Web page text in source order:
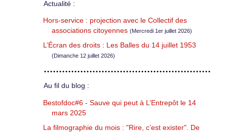
Actualité :
Hors-service : projection avec le Collectif des
associations citoyennes (Mercredi 1er juillet 2026)
L’Écran des droits : Les Balles du 14 juillet 1953
(Dimanche 12 juillet 2026)
Au fil du blog :
Bestofdoc#6 - Sauve qui peut à L’Entrepôt le 14
mars 2025
La filmographie du mois : "Rire, c’est exister". De